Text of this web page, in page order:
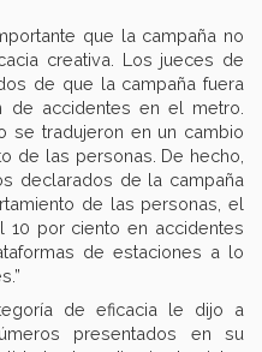
que la campaña no
creativa. Los jueces de
de que la campaña fuera
de accidentes en el metro.
se tradujeron en un cambio
de las personas. De hecho,
declarados de la campaña
de las personas, el
10 por ciento en accidentes
de estaciones a lo
de eficacia le dijo a
presentados en su